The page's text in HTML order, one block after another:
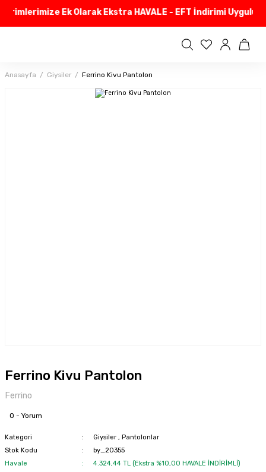
Ek Olarak Ekstra HAVALE - EFT İndirimi
Anasayfa Giysiler Ferrino Kivu Pantolon
Ferrino Kivu Pantolon
Ferrino
0 - Yorum
Kategori Giysiler , Pantolonlar
Stok Kodu
by_20355
Havale
4.324,44 TL (Ekstra %10,00 HAVALE İNDİRİMLİ)